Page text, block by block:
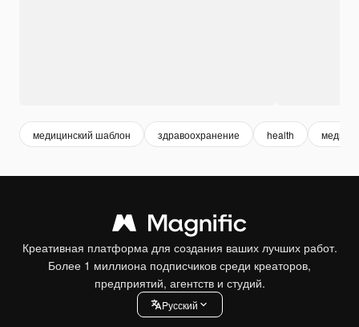
медицинский шаблон здравоохранение health
Креативная платформа для создания ваших лучших работ.
Более 1 миллиона подписчиков среди креаторов,
предприятий, агентств и студий.
Pусский